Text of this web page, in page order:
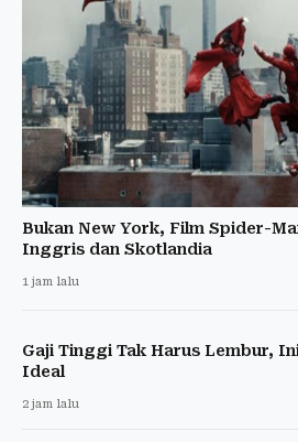
Bukan New York, Film Spider-
Inggris dan Skotlandia
1 jam lalu
Gaji Tinggi Tak Harus Lembur,
Ideal
2 jam lalu